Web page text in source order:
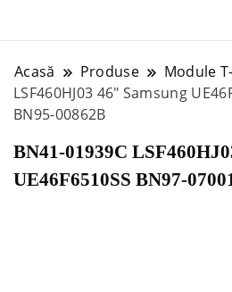
Acasă Produse Module
LSF460HJ03 46″ Samsung
BN95-00862B
BN41-01939C
UE46F6510SS BN97-